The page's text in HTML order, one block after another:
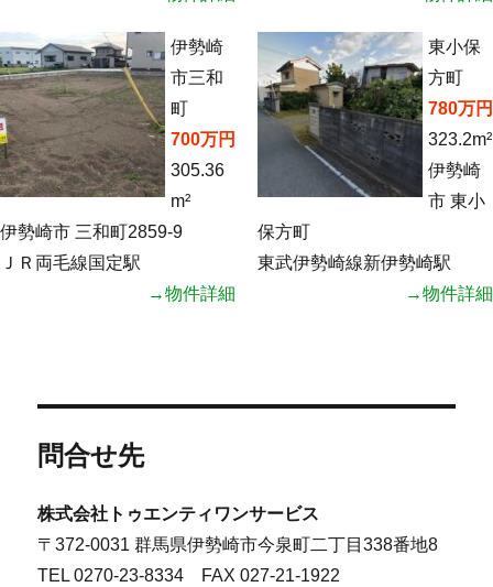
伊勢崎
市三和
町
700万円
305.36
m²
伊勢崎市 三和町2859-9
ＪＲ両毛線国定駅
→物件詳細
東小保
方町
780万円
323.2m²
伊勢崎
市 東小
保方町
東武伊勢崎線新伊勢崎駅
→物件詳細
問合せ先
株式会社トゥエンティワンサービス
〒372-0031 群馬県伊勢崎市今泉町二丁目338番地8
TEL 0270-23-8334 FAX 027-21-1922